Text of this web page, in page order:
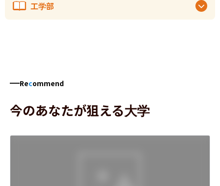
工学部
Recommend
今のあなたが狙える大学